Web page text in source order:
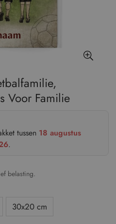
Voor Familie
tussen 18 augustus
.
belasting.
30x20 cm